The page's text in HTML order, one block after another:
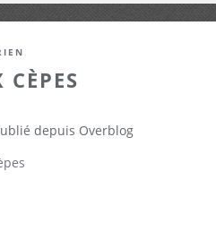
depuis Overblog